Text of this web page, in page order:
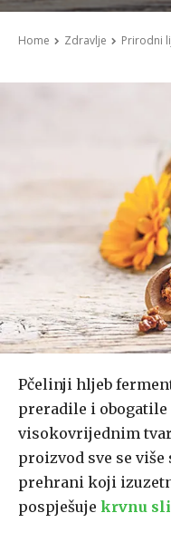
Home Zdravlje Prirodni
Pčelinji hljeb
preradile i
visokovrijednim
proizvod sve se
prehrani koji
pospješuje krvnu